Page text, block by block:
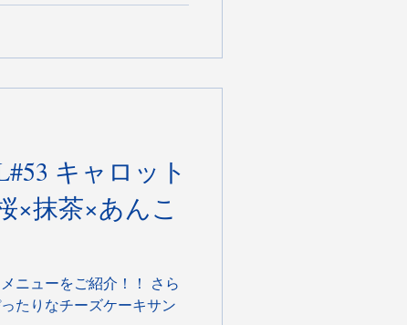
。 ぜひ春のカフェ時間にお
の抹茶の魅力
ット
抹茶×あんこ
ニューをご紹介！！ さら
たりなチーズケーキサン